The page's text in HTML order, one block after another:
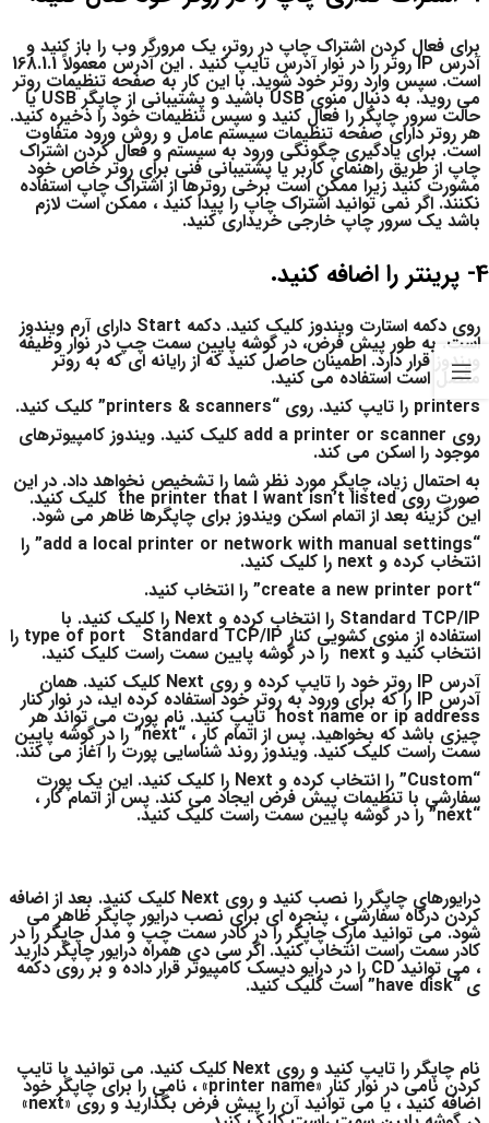
برای فعال کردن اشتراک چاپ در روتر، یک مرورگر وب را باز کنید و
آدرس IP روتر را در نوار آدرس تایپ کنید . این آدرس معمولاً 168.1.1
است. سپس وارد روتر خود شوید. با این کار به صفحه تنظیمات روتر
می روید. به دنبال منوی USB باشید و پشتیبانی از چاپگر USB یا
حالت سرور چاپگر را فعال کنید و سپس تنظیمات خود را ذخیره کنید.
هر روتر دارای صفحه تنظیمات سیستم عامل و روش ورود متفاوت
است. برای یادگیری چگونگی ورود به سیستم و فعال کردن اشتراک
چاپ از طریق راهنمای کاربر یا پشتیبانی فنی برای روتر خاص خود
مشورت کنید زیرا ممکن است برخی روترها از اشتراک چاپ استفاده
نکنند. اگر نمی توانید اشتراک چاپ را پیدا کنید ، ممکن است لازم
باشد یک سرور چاپ خارجی خریداری کنید.
4- پرینتر را اضافه کنید.
روی دکمه استارت ویندوز کلیک کنید. دکمه Start دارای آرم ویندوز
است. به طور پیش فرض، در گوشه پایین سمت چپ در نوار وظیفه
ویندوز قرار دارد. اطمینان حاصل کنید که از رایانه ای که به روتر
متصل است استفاده می کنید.
printers را تایپ کنید. روی “printers & scanners” کلیک کنید.
روی add a printer or scanner کلیک کنید. ویندوز کامپیوترهای
موجود را اسکن می کند.
به احتمال زیاد، چاپگر مورد نظر شما را تشخیص نخواهد داد. در این
صورت روی the printer that I want isn’t listed کلیک کنید.
این گزینه بعد از اتمام اسکن ویندوز برای چاپگرها ظاهر می شود.
“add a local printer or network with manual settings” را
انتخاب کرده و next را کلیک کنید.
“create a new printer port” را انتخاب کنید.
Standard TCP/IP را انتخاب کرده و Next را کلیک کنید. با
استفاده از منوی کشویی کنار type of port Standard TCP/IP را
انتخاب کنید و next را در گوشه پایین سمت راست کلیک کنید.
آدرس IP روتر خود را تایپ کرده و روی Next کلیک کنید. همان
آدرس IP را که برای ورود به روتر خود استفاده کرده اید، در نوار کنار
host name or ip address تایپ کنید. نام پورت می تواند هر
چیزی باشد که بخواهید. پس از اتمام کار ، “next” را در گوشه پایین
سمت راست کلیک کنید. ویندوز روند شناسایی پورت را آغاز می کند.
“Custom” را انتخاب کرده و Next را کلیک کنید. این یک پورت
سفارشی با تنظیمات پیش فرض ایجاد می کند. پس از اتمام کار ،
“next” را در گوشه پایین سمت راست کلیک کنید.
درایورهای چاپگر را نصب کنید و روی Next کلیک کنید. بعد از اضافه
کردن درگاه سفارشی ، پنجره ای برای نصب درایور چاپگر ظاهر می
شود. می توانید مارک چاپگر را در کادر سمت چپ و مدل چاپگر را در
کادر سمت راست انتخاب کنید. اگر سی دی همراه درایور چاپگر دارید
، می توانید CD را در درایو دیسک کامپیوتر قرار داده و بر روی دکمه
ی “have disk” است کلیک کنید.
نام چاپگر را تایپ کنید و روی Next کلیک کنید. می توانید با تایپ
کردن نامی در نوار کنار «printer name» ، نامی را برای چاپگر خود
اضافه کنید ، یا می توانید آن را پیش فرض بگذارید و روی «next»